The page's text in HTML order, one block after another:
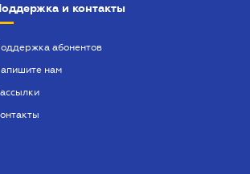
и контакты
абонентов
нам